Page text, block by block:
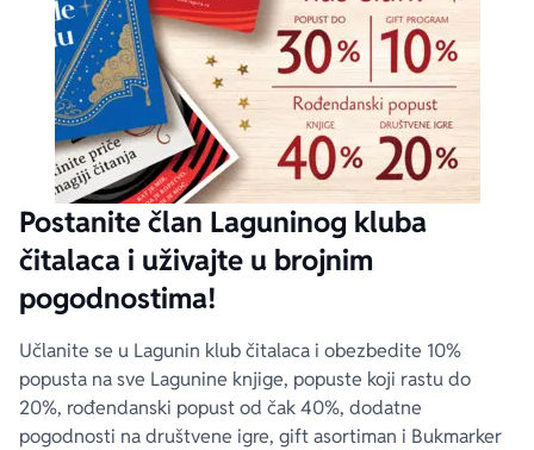
Postanite član Laguninog kluba
čitalaca i uživajte u brojnim
pogodnostima!
Učlanite se u Lagunin klub čitalaca i obezbedite 10%
popusta na sve Lagunine knjige, popuste koji rastu do
20%, rođendanski popust od čak 40%, dodatne
pogodnosti na društvene igre, gift asortiman i Bukmarker